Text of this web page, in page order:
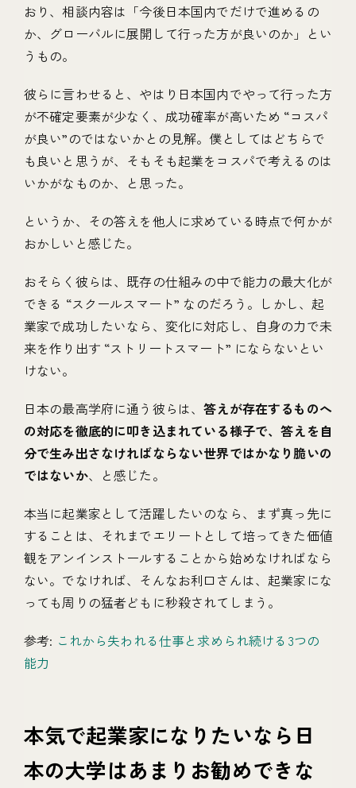
おり、相談内容は「今後日本国内でだけで進めるの
か、グローバルに展開して行った方が良いのか」とい
うもの。
彼らに言わせると、やはり日本国内でやって行った方
が不確定要素が少なく、成功確率が高いため “コスパ
が良い”のではないかとの見解。僕としてはどちらで
も良いと思うが、そもそも起業をコスパで考えるのは
いかがなものか、と思った。
というか、その答えを他人に求めている時点で何かが
おかしいと感じた。
おそらく彼らは、既存の仕組みの中で能力の最大化が
できる “スクールスマート” なのだろう。しかし、起
業家で成功したいなら、変化に対応し、自身の力で未
来を作り出す “ストリートスマート” にならないとい
けない。
日本の最高学府に通う彼らは、答えが存在するものへ
の対応を徹底的に叩き込まれている様子で、答えを自
分で生み出さなければならない世界ではかなり脆いの
ではないか、と感じた。
本当に起業家として活躍したいのなら、まず真っ先に
することは、それまでエリートとして培ってきた価値
観をアンインストールすることから始めなければなら
ない。でなければ、そんなお利口さんは、起業家にな
っても周りの猛者どもに秒殺されてしまう。
参考: これから失われる仕事と求められ続ける3つの
能力
本気で起業家になりたいなら日
本の大学はあまりお勧めできな